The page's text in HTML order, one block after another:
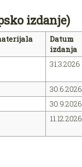
izdanje)
Datum
izdanja
31.3.2026
30.6.2026
30.9.2026
11.12.2026